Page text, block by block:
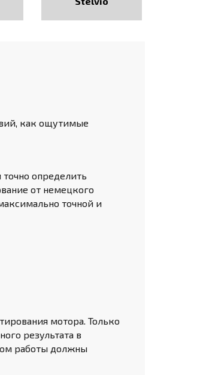
как ощутимые
определить
от немецкого
точной и
мотора. Только
результата в
работы должны